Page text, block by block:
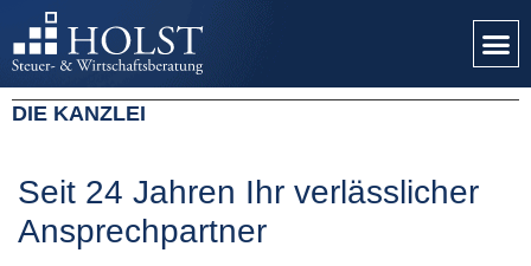
DIE KANZLEI
Seit 24 Jahren Ihr verlässlicher
Ansprechpartner